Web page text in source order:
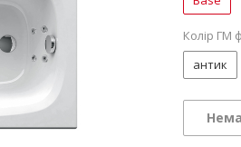
Колір ГМ
антик